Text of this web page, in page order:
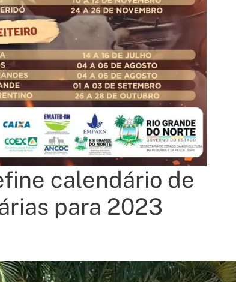
calendário de
para 2023